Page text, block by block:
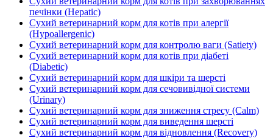
печінки (Hepatic)
Сухий ветеринарний корм для котів при алергії
(Hypoallergenic)
Сухий ветеринарний корм для контролю ваги (Satiety)
Сухий ветеринарний корм для котів при діабеті
(Diabetic)
Сухий ветеринарний корм для шкіри та шерсті
Сухий ветеринарний корм для сечовивідної системи
(Urinary)
Сухий ветеринарний корм для зниження стресу (Calm)
Сухий ветеринарний корм для виведення шерсті
Сухий ветеринарний корм для відновлення (Recovery)